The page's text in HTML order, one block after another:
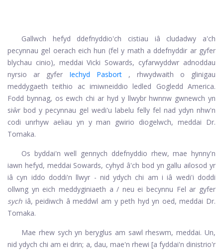
Gallwch hefyd ddefnyddio'ch cistiau iâ cludadwy a'ch
pecynnau gel oerach eich hun (fel y math a ddefnyddir ar gyfer
blychau cinio), meddai Vicki Sowards, cyfarwyddwr adnoddau
nyrsio ar gyfer
Iechyd Pasbort
, rhwydwaith o glinigau
meddygaeth teithio ac imiwneiddio ledled Gogledd America.
Fodd bynnag, os ewch chi ar hyd y llwybr hwnnw gwnewch yn
siŵr bod y pecynnau gel wedi'u labelu felly fel nad ydyn nhw'n
codi unrhyw aeliau yn y man gwirio diogelwch, meddai Dr.
Tomaka.
Os byddai'n well gennych ddefnyddio rhew, mae hynny'n
iawn hefyd, meddai Sowards, cyhyd â'ch bod yn gallu ailosod yr
iâ cyn iddo doddi'n llwyr - nid ydych chi am i iâ wedi'i doddi
ollwng yn eich meddyginiaeth a / neu ei becynnu Fel ar gyfer
sych iâ, peidiwch â meddwl am y peth hyd yn oed, meddai Dr.
Tomaka.
Mae rhew sych yn beryglus am sawl rheswm, meddai. Un,
nid ydych chi am ei drin; a, dau, mae'n rhewi [a fyddai'n dinistrio'r